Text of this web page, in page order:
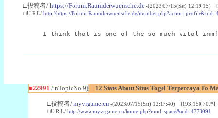
□投稿者/ https://Forum.Raumderwuensche.de -(2023/07/15(Sat) 12:19:15)
□U R L/ http://https://Forum.Raumderwuensche.de/
I think that is one of the so much vital
■22991 /inTopicNo.9) 12 Stats About Situs Togel Terpercaya To
□投稿者/ myvrgame.cn -(2023/07/15(Sat) 12:17:40) [193.150.70.*]
□U R L/ http://www.myvrgame.cn/home.php?mod=space&uid=4778091